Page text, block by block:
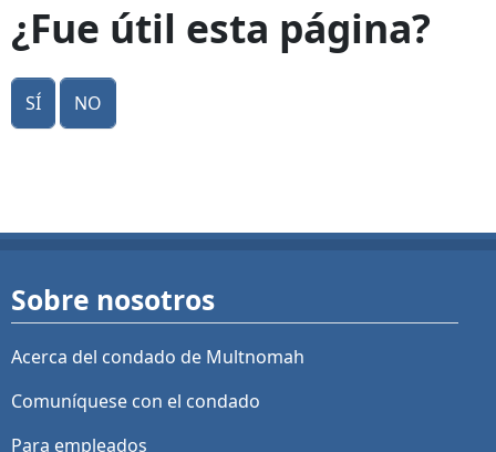
¿Fue útil esta página?
Sí No
Sobre nosotros
Acerca del condado de Multnomah
Comuníquese con el condado
Para empleados